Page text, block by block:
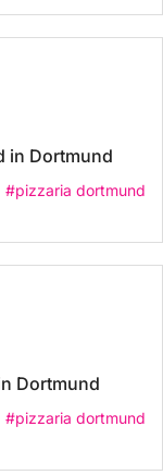
in Dortmund
#pizzaria dortmund
Dortmund
#pizzaria dortmund